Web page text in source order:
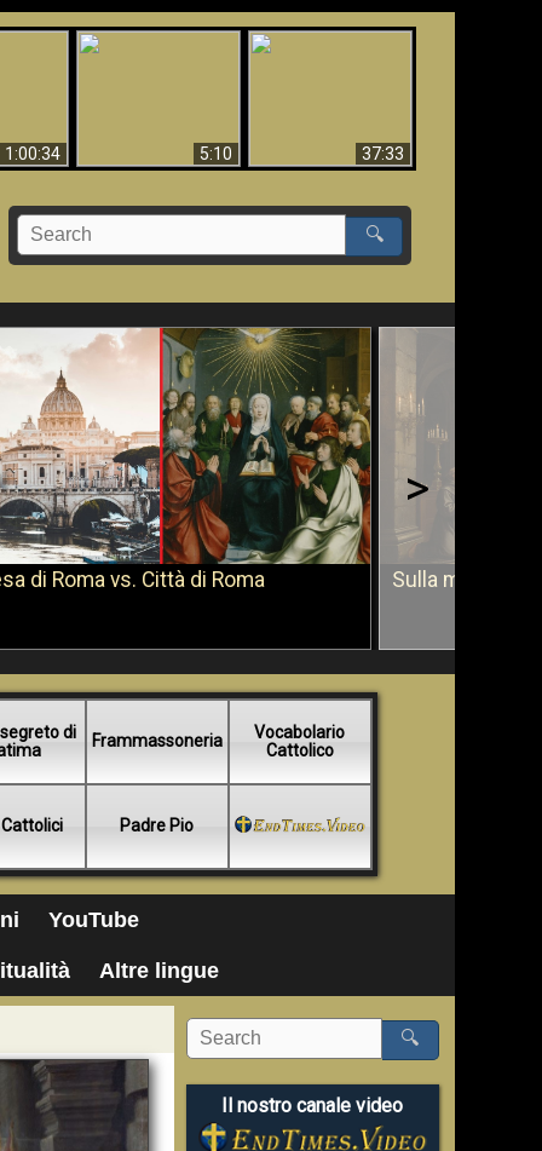
1:00:34
5:10
37:33
🔍
di Roma vs. Città di Roma Sulla morte di
>
di
Frammassoneria
Vocabolario
Cattolico
Cattolici Padre Pio
YouTube
Altre lingue
🔍
Il nostro canale video